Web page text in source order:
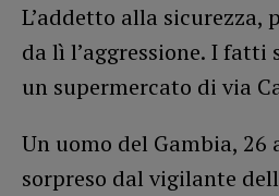
L’addetto alla sicurezza,
da lì l’aggressione. I fatti
un supermercato di via
Un uomo del Gambia, 26
sorpreso dal vigilante